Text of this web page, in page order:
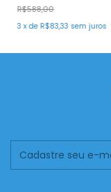
R$588,00
3 xde R$83,33 sem juros